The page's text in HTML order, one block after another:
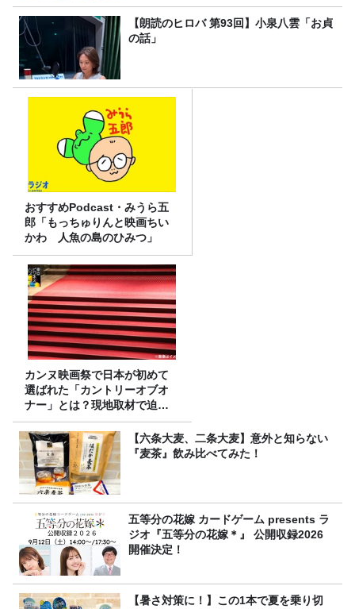
【朗読のヒロバ 第93回】小泉八雲「お貞
の話」
おすすめPodcast・みうら五
郎「もっちゅりんと映画ちい
かわ 人魚の島のひみつ」
カンヌ映画祭で日本が初めて
選ばれた「カントリーオブオ
ナー」とは？現地取材で迫る
選出の意味
【六条大麦、二条大麦】意外と知らない
『麦茶』飲み比べてみた！
五等分の花嫁 カードゲーム presents ラ
ジオ『五等分の花嫁＊』 公開収録2026
開催決定！
【暑さ対策に！】この1本で夏を乗り切